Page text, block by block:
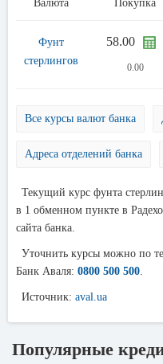
Валюта Покупка
Фунт
стерлингов
58.00
0.00
Все курсы валют банка
Адреса отделений банка
Текущий курс фунта
в 1 обменном пункте в
сайта банка.
Уточнить курсы можно по
Банк Аваля: 0800 500 500.
Источник: aval.ua
Популярные